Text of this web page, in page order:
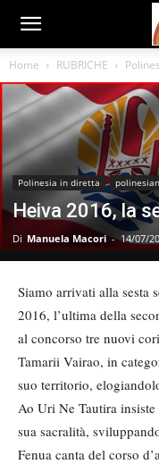
Home RUBRICHE
Polinesia in diretta
Heiva 2016, la
Di Manuela Macori - 14/07/
Siamo arrivati alla sesta
2016, l’ultima della
al concorso tre nuovi
Tamarii Vairao, in
suo territorio,
Ao Uri Ne Tautira
sua sacralità,
Fenua canta del corso